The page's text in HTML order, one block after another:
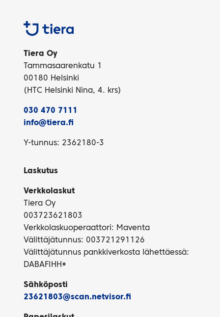
Tiera
Tiera Oy
Tammasaarenkatu 1
00180 Helsinki
(HTC Helsinki Nina, 4. krs)
030 470 7111
info@tiera.fi
Y-tunnus: 2362180-3
Laskutus
Verkkolaskut
Tiera Oy
003723621803
Verkkolaskuoperaattori: Maventa
Välittäjätunnus: 003721291126
Välittäjätunnus pankkiverkosta lähettäessä:
DABAFIHH*
Sähköposti
23621803@scan.netvisor.fi